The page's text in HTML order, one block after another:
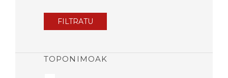
FILTRATU
TOPONIMOAK